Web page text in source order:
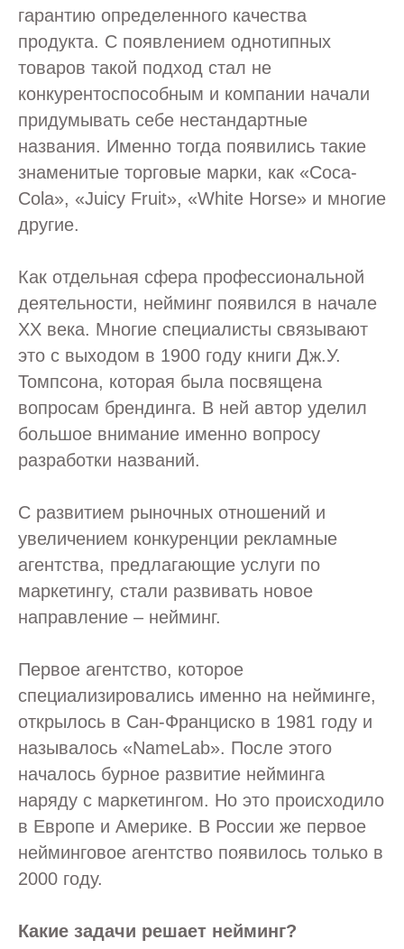
гарантию определенного качества
продукта. С появлением однотипных
товаров такой подход стал не
конкурентоспособным и компании начали
придумывать себе нестандартные
названия. Именно тогда появились такие
знаменитые торговые марки, как «‎Coca-
Cola», «‎Juicy Fruit», «‎White Horse» и многие
другие.
Как отдельная сфера профессиональной
деятельности, нейминг появился в начале
XX века. Многие специалисты связывают
это с выходом в 1900 году книги Дж.У.
Томпсона, которая была посвящена
вопросам брендинга. В ней автор уделил
большое внимание именно вопросу
разработки названий.
С развитием рыночных отношений и
увеличением конкуренции рекламные
агентства, предлагающие услуги по
маркетингу, стали развивать новое
направление – нейминг.
Первое агентство, которое
специализировались именно на нейминге,
открылось в Сан-Франциско в 1981 году и
называлось «NameLab». После этого
началось бурное развитие нейминга
наряду с маркетингом. Но это происходило
в Европе и Америке. В России же первое
нейминговое агентство появилось только в
2000 году.
Какие задачи решает нейминг?